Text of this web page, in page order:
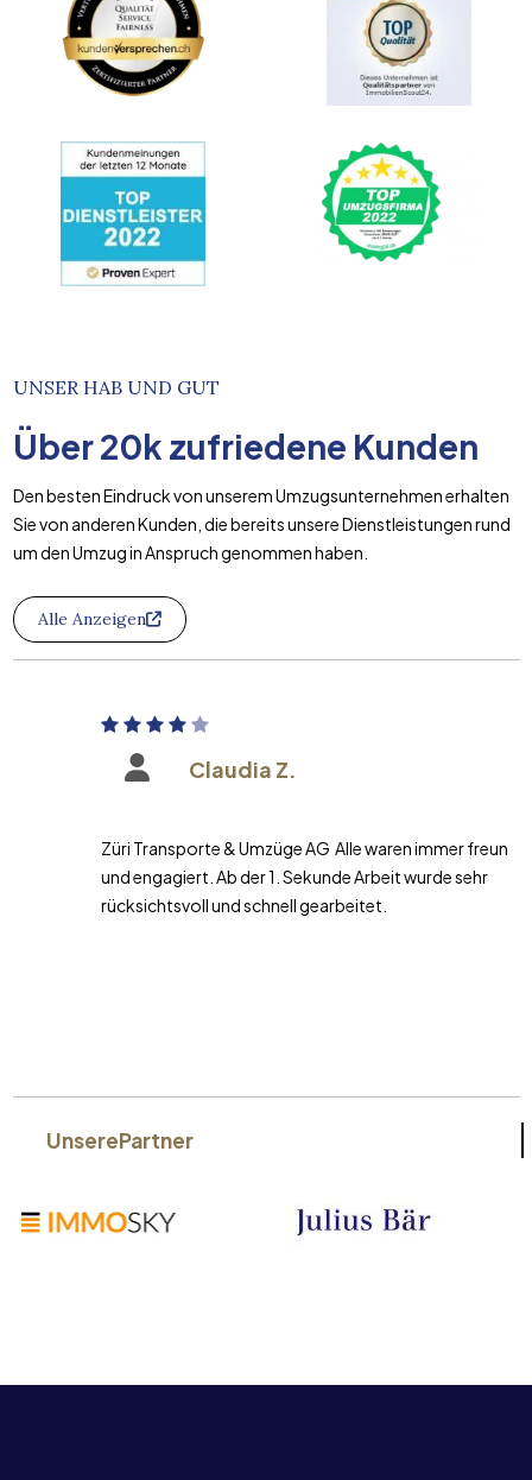
UNSER HAB UND GUT
Über20k zufriedene Kunden
Den besten Eindruck von unserem Umzugsunternehmen erhalten
Sie von anderen Kunden, die bereits unsere Dienstleistungen rund
um den Umzug in Anspruch genommen haben.
Alle Anzeigen
Claudia Z.
Züri Transporte & Umzüge AG Alle waren immer freundlich
und engagiert. Ab der 1. Sekunde Arbeit wurde sehr
rücksichtsvoll und schnell gearbeitet.
UnserePartner